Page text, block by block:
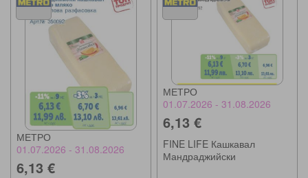
МЕТРО
01.07.2026 - 31.08.2026
6,13 €
МЕТРО
01.07.2026 - 31.08.2026
6,13 €
FINE LIFE Кашкавал
Мандраджийски